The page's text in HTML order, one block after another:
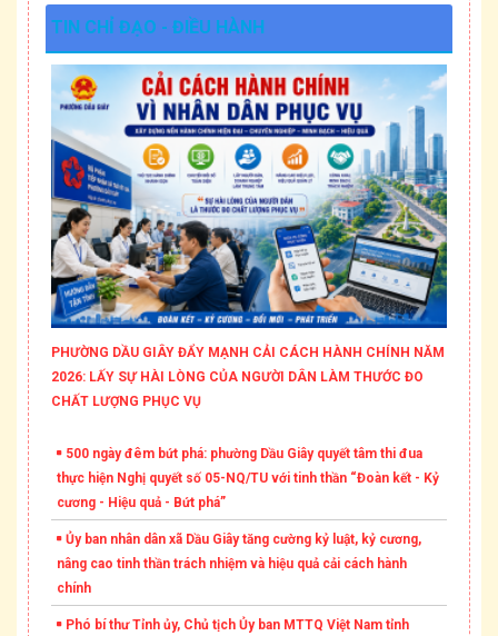
TIN CHỈ ĐẠO - ĐIỀU HÀNH
PHƯỜNG DẦU GIÂY ĐẨY MẠNH CẢI CÁCH HÀNH CHÍNH NĂM
2026: LẤY SỰ HÀI LÒNG CỦA NGƯỜI DÂN LÀM THƯỚC ĐO
CHẤT LƯỢNG PHỤC VỤ
500 ngày đêm bứt phá: phường Dầu Giây quyết tâm thi đua
thực hiện Nghị quyết số 05-NQ/TU với tinh thần “Đoàn kết - Kỷ
cương - Hiệu quả - Bứt phá”
Ủy ban nhân dân xã Dầu Giây tăng cường kỷ luật, kỷ cương,
nâng cao tinh thần trách nhiệm và hiệu quả cải cách hành
chính
Phó bí thư Tỉnh ủy, Chủ tịch Ủy ban MTTQ Việt Nam tỉnh